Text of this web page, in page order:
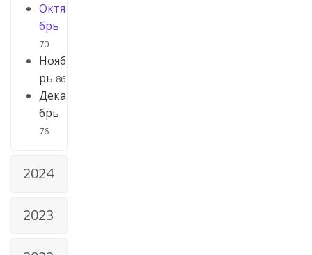
Октя
брь
70
Нояб
рь 86
Дека
брь
76
2024
2023